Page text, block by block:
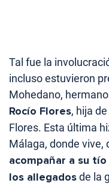
Tal fue la
incluso estuvieron
Mohedano,
Rocío Flores, hija
Flores. Esta última
Málaga, donde vive,
acompañar a su
los allegadosde la